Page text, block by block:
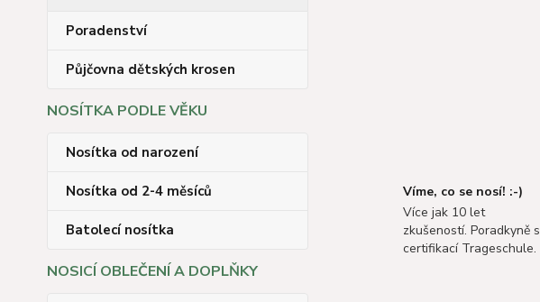
Poradenství
Půjčovna dětských krosen
NOSÍTKA PODLE VĚKU
Nosítka od narození
Nosítka od 2-4 měsíců
Batolecí nosítka
NOSICÍ OBLEČENÍ A DOPLŇKY
Víme, co se nosí! :-)
Více jak 10 let
zkušeností. Poradkyně s
certifikací Trageschule.